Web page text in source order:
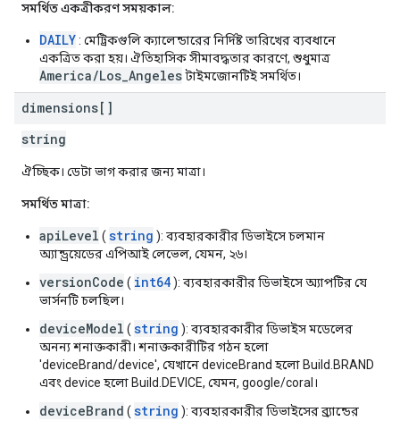
সমর্থিত একত্রীকরণ সময়কাল:
DAILY: মেট্রিকগুলি ক্যালেন্ডারের নির্দিষ্ট তারিখের ব্যবধানে
একত্রিত করা হয়। ঐতিহাসিক সীমাবদ্ধতার কারণে, শুধুমাত্র
America/Los_Angelesটাইমজোনটিই সমর্থিত।
dimensions[]
string
ঐচ্ছিক। ডেটা ভাগ করার জন্য মাত্রা।
সমর্থিত মাত্রা:
apiLevel ( string ): ব্যবহারকারীর ডিভাইসে চলমান
অ্যান্ড্রয়েডের এপিআই লেভেল, যেমন, ২৬।
versionCode ( int64): ব্যবহারকারীর ডিভাইসে অ্যাপটির যে
ভার্সনটি চলছিল।
deviceModel ( string ): ব্যবহারকারীর ডিভাইস মডেলের
অনন্য শনাক্তকারী। শনাক্তকারীটির গঠন হলো
'deviceBrand/device', যেখানে deviceBrand হলো Build.BRAND
এবং device হলো Build.DEVICE, যেমন, google/coral।
deviceBrand ( string ): ব্যবহারকারীর ডিভাইসের ব্র্যান্ডের